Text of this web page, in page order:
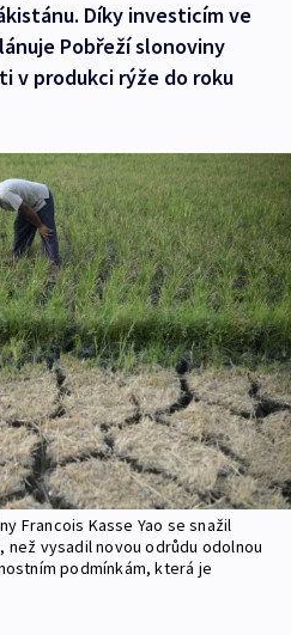
Díky investicím ve
Pobřeží slonoviny
v produkci rýže do roku
Francois Kasse Yao se snažil
vysadil novou odrůdu odolnou
podmínkám, která je